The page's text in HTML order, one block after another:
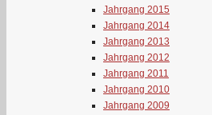
Jahrgang 2015
Jahrgang 2014
Jahrgang 2013
Jahrgang 2012
Jahrgang 2011
Jahrgang 2010
Jahrgang 2009